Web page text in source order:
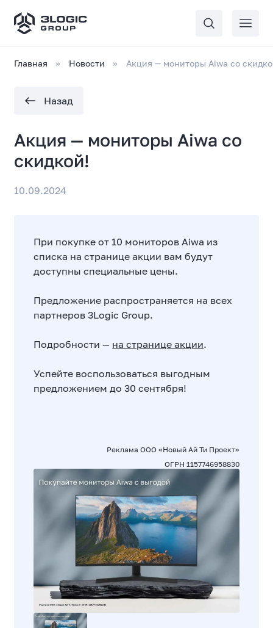
Главная Новости Акция — мониторы Aiwa со
Назад
Акция — мониторы Aiwa со
скидкой!
10.09.2024
При покупке от 10 мониторов Aiwa из
списка на странице акции вам будут
доступны специальные цены.
Предложение распространяется на всех
партнеров 3Logic Group.
Подробности — на странице акции.
Успейте воспользоваться выгодным
предложением до 30 сентября!
Реклама ООО «Новый Ай Ти Проект»
ОГРН 1157746958830